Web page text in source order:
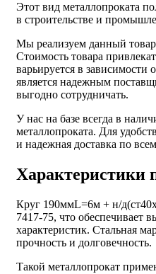
Этот вид металлопроката
в строительстве и
Мы реализуем данный
Стоимость товара
варьируется в зависимости
является надежным
выгодно сотрудничать.
У нас на базе всегда в
металлопроката. Для
и надежная доставка по
Круг 190ммL=6м + н/
7417-75, что обеспечивает
характеристик. Стальная
прочность и долговечность.
Такой металлопрокат